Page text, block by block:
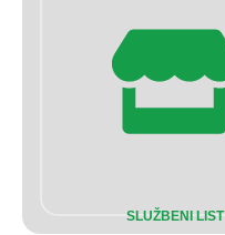
SLUŽBENI LIST